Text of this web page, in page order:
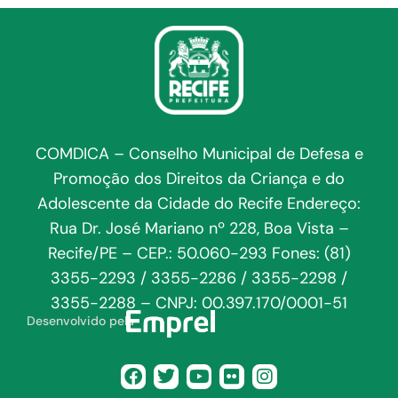
COMDICA – Conselho Municipal de Defesa e
Promoção dos Direitos da Criança e do
Adolescente da Cidade do Recife Endereço:
Rua Dr. José Mariano nº 228, Boa Vista –
Recife/PE – CEP.: 50.060-293 Fones: (81)
3355-2293 / 3355-2286 / 3355-2298 /
3355-2288 – CNPJ: 00.397.170/0001-51
Desenvolvido pela